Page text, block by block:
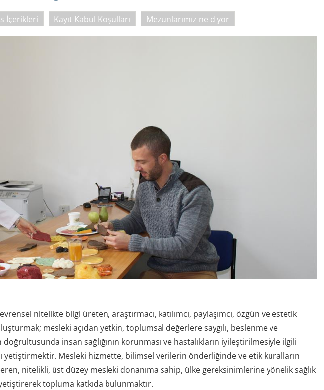
İçerikleri Kayıt Kabul Koşulları Mezunlarımız ne diyor
nitelikte bilgi üreten, araştırmacı, katılımcı, paylaşımcı, özgün ve estetik
mesleki açıdan yetkin, toplumsal değerlere saygılı, beslenme ve
insan sağlığının korunması ve hastalıkların iyileştirilmesiyle ilgili
yetiştirmektir. Mesleki hizmette, bilimsel verilerin önderliğinde ve etik kuralların
nitelikli, üst düzey mesleki donanıma sahip, ülke gereksinimlerine yönelik sağlık
topluma katkıda bulunmaktır.